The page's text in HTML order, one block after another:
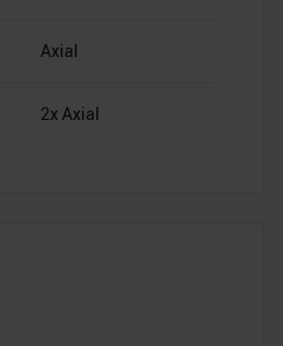
Axial
2x Axial